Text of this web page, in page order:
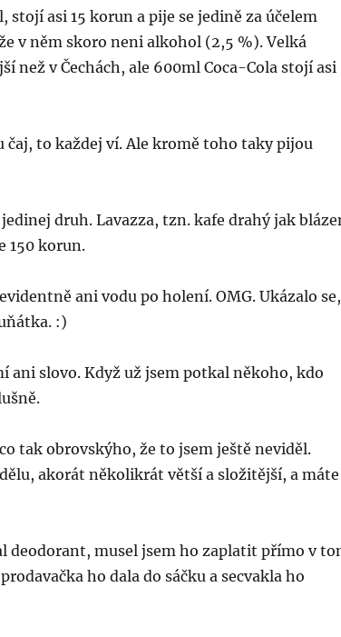
stojí asi 15 korun a pije se jedině za účelem
v něm skoro neni alkohol (2,5 %). Velká
než v Čechách, ale 600ml Coca-Cola stojí asi
čaj, to každej ví. Ale kromě toho taky pijou
druh. Lavazza, tzn. kafe drahý jak
150 korun.
ani vodu po holení. OMG. Ukázalo se,
:)
ani slovo. Když už jsem potkal někoho, kdo
tak obrovskýho, že to jsem ještě neviděl.
akorát několikrát větší a složitější, a máte
deodorant, musel jsem ho zaplatit přímo v
ho dala do sáčku a secvakla ho